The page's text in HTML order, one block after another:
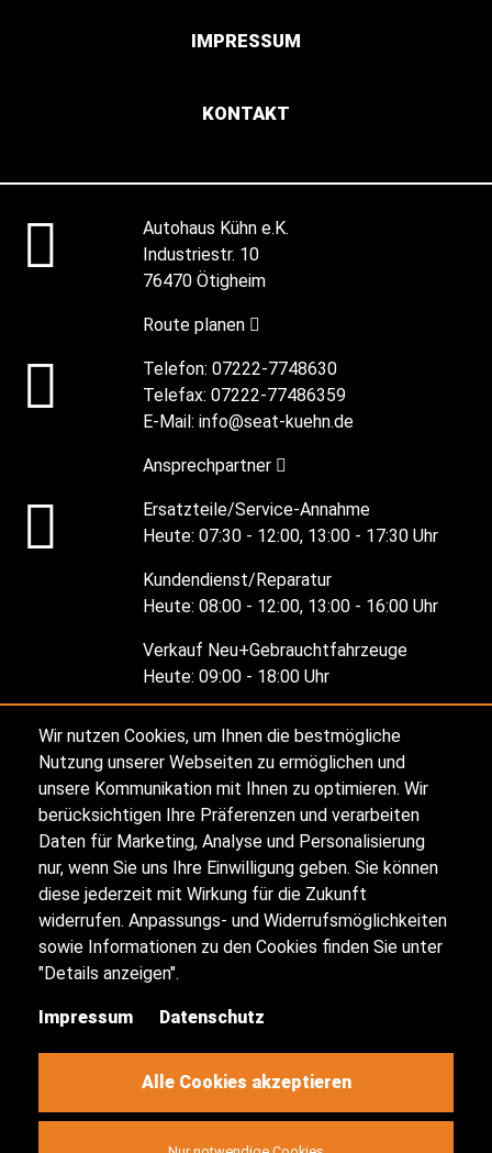
Wir nutzen Cookies, um Ihnen die bestmögliche
Nutzung unserer Webseiten zu ermöglichen und
unsere Kommunikation mit Ihnen zu optimieren. Wir
berücksichtigen Ihre Präferenzen und verarbeiten
Daten für Marketing, Analyse und Personalisierung
nur, wenn Sie uns Ihre Einwilligung geben. Sie können
diese jederzeit mit Wirkung für die Zukunft
widerrufen. Anpassungs- und Widerrufsmöglichkeiten
sowie Informationen zu den Cookies finden Sie unter
"Details anzeigen".
Impressum Datenschutz
Alle Cookies akzeptieren
IMPRESSUM
KONTAKT
Autohaus Kühn e.K.
Industriestr. 10
76470 Ötigheim
Route planen
Telefon: 07222-7748630
Telefax: 07222-77486359
E-Mail: info@seat-kuehn.de
Ansprechpartner
Ersatzteile/Service-Annahme
Heute: 07:30 - 12:00, 13:00 - 17:30 Uhr
Kundendienst/Reparatur
Heute: 08:00 - 12:00, 13:00 - 16:00 Uhr
Verkauf Neu+Gebrauchtfahrzeuge
Heute: 09:00 - 18:00 Uhr
Alle Öffnungszeiten
Impressum
Datenschutz
Sitemap
Kontakt
Cookie-Einstellungen